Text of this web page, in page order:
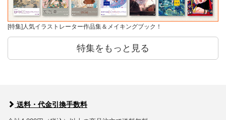
[特集]人気イラストレーター作品集＆メイキングブック！
特集をもっと見る
送料・代金引換手数料